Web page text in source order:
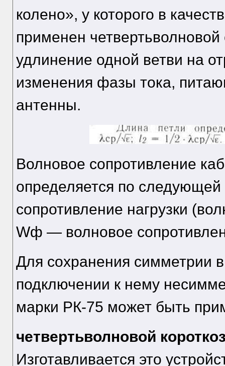
колено», у которого в
применен четвертьволновой
удлинение одной ветви на
изменения фазы тока,
антенны.
Волновое сопротивление
определяется по
сопротивление нагрузки
Wф — волновое
Для сохранения симметрии
подключении к нему
марки РК-75 может быть
четвертьволновой
Изготавливается это